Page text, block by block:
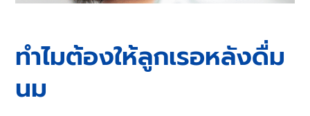
ทำไมต้องให้ลูกเรอหลังดื่ม
นม